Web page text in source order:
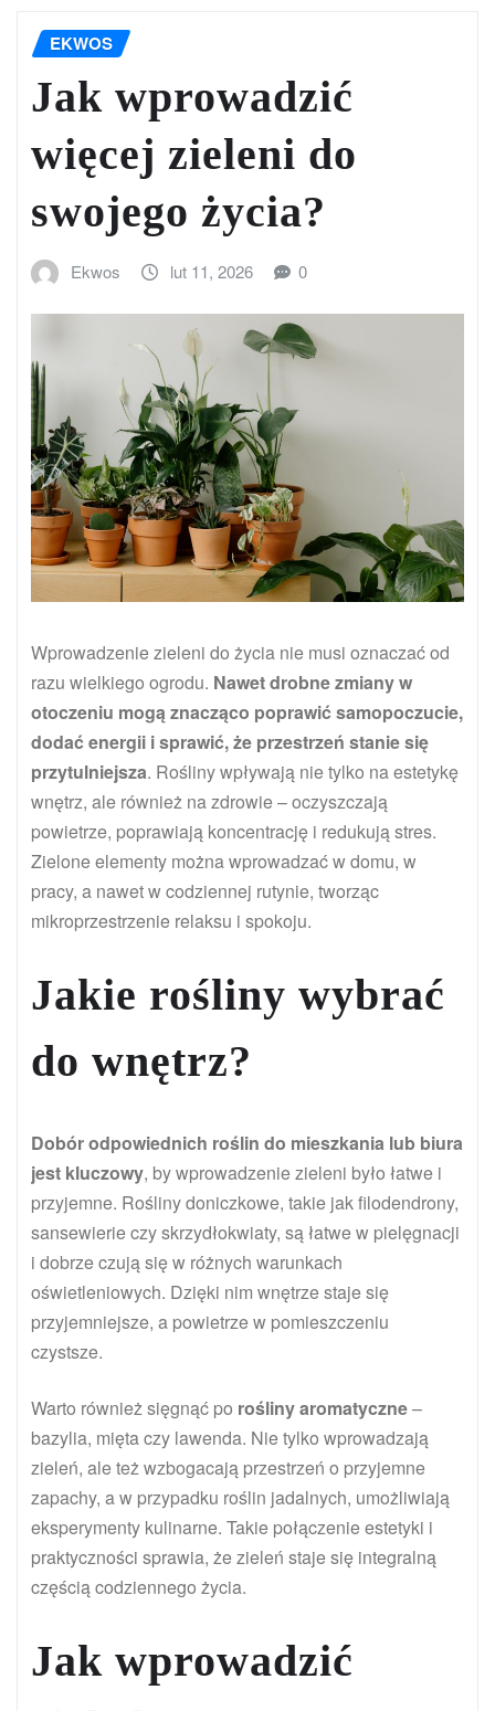
EKWOS
Jak wprowadzić
więcej zieleni do
swojego życia?
Ekwos lut 11, 2026 0
Wprowadzenie zieleni do życia nie musi oznaczać od
razu wielkiego ogrodu. Nawet drobne zmiany w
otoczeniu mogą znacząco poprawić samopoczucie,
dodać energii i sprawić, że przestrzeń stanie się
przytulniejsza. Rośliny wpływają nie tylko na estetykę
wnętrz, ale również na zdrowie – oczyszczają
powietrze, poprawiają koncentrację i redukują stres.
Zielone elementy można wprowadzać w domu, w
pracy, a nawet w codziennej rutynie, tworząc
mikroprzestrzenie relaksu i spokoju.
Jakie rośliny wybrać
do wnętrz?
Dobór odpowiednich roślin do mieszkania lub biura
jest kluczowy, by wprowadzenie zieleni było łatwe i
przyjemne. Rośliny doniczkowe, takie jak filodendrony,
sansewierie czy skrzydłokwiaty, są łatwe w pielęgnacji
i dobrze czują się w różnych warunkach
oświetleniowych. Dzięki nim wnętrze staje się
przyjemniejsze, a powietrze w pomieszczeniu
czystsze.
Warto również sięgnąć po rośliny aromatyczne–
bazylia, mięta czy lawenda. Nie tylko wprowadzają
zieleń, ale też wzbogacają przestrzeń o przyjemne
zapachy, a w przypadku roślin jadalnych, umożliwiają
eksperymenty kulinarne. Takie połączenie estetyki i
praktyczności sprawia, że zieleń staje się integralną
częścią codziennego życia.
Jak wprowadzić